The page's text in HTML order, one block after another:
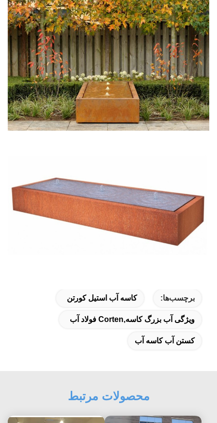
برچسب‌ها: کاسه آب استیل کورتن
ویژگی آب بزرگ کاسه,Corten فولاد آب
کستن آب کاسه آب
محصولات مرتبط